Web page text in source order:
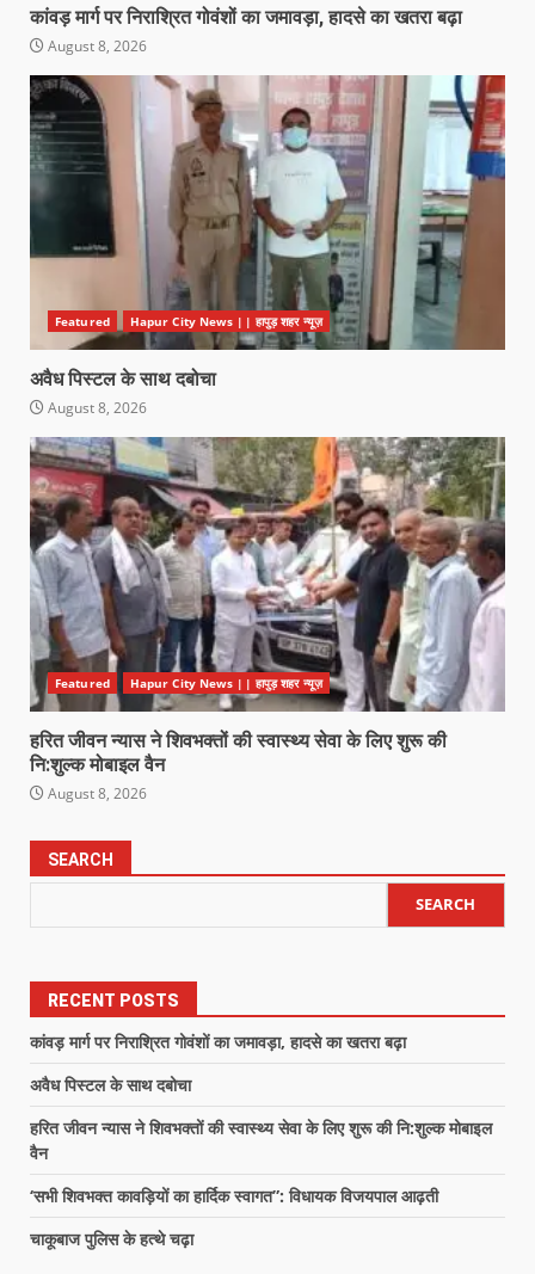
कांवड़ मार्ग पर निराश्रित गोवंशों का जमावड़ा, हादसे का खतरा बढ़ा
August 8, 2026
Featured Hapur City News || हापुड़ शहर न्यूज़
अवैध पिस्टल के साथ दबोचा
August 8, 2026
Featured Hapur City News || हापुड़ शहर न्यूज़
हरित जीवन न्यास ने शिवभक्तों की स्वास्थ्य सेवा के लिए शुरू की
नि:शुल्क मोबाइल वैन
August 8, 2026
SEARCH
SEARCH
RECENT POSTS
कांवड़ मार्ग पर निराश्रित गोवंशों का जमावड़ा, हादसे का खतरा बढ़ा
अवैध पिस्टल के साथ दबोचा
हरित जीवन न्यास ने शिवभक्तों की स्वास्थ्य सेवा के लिए शुरू की नि:शुल्क मोबाइल
वैन
‘सभी शिवभक्त कावड़ियों का हार्दिक स्वागत”: विधायक विजयपाल आढ़ती
चाकूबाज पुलिस के हत्थे चढ़ा